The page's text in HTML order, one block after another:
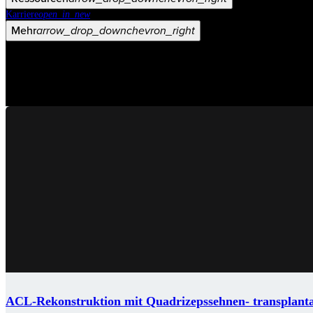
Karriereopen_in_new
Mehrarrow_drop_downchevron_right
ACL-Rekonstruktion mit Quadrizepssehnen-